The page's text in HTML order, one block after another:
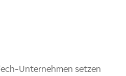
Unternehmen setzen